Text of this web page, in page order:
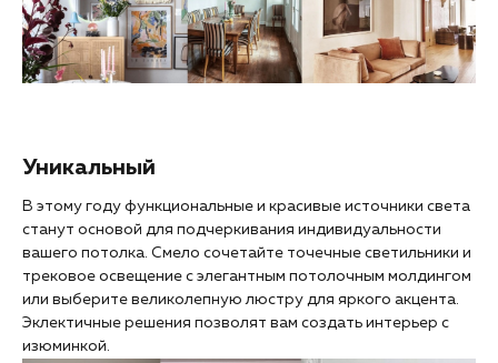
Уникальный
В этому году функциональные и красивые источники света
станут основой для подчеркивания индивидуальности
вашего потолка. Смело сочетайте точечные светильники и
трековое освещение с элегантным потолочным молдингом
или выберите великолепную люстру для яркого акцента.
Эклектичные решения позволят вам создать интерьер с
изюминкой.